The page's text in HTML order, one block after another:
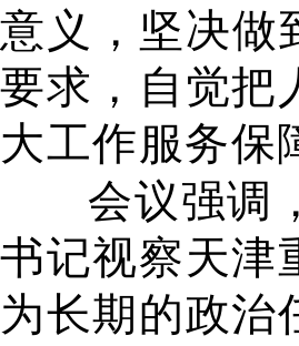
意义，坚决做
要求，自觉把
大工作服务保
会议强调
书记视察天津
为长期的政治